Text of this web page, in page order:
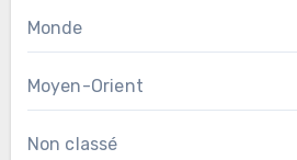
Monde
Moyen-Orient
Non classé